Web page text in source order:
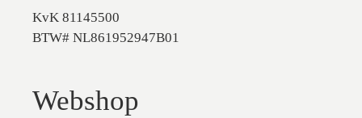
KvK 81145500
BTW# NL861952947B01
Webshop